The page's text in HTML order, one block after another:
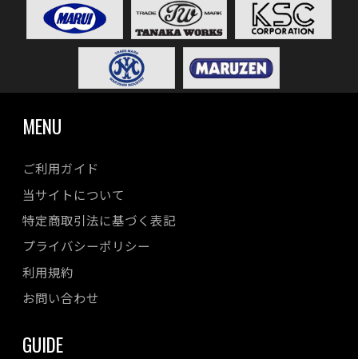
MENU
ご利用ガイド
当サイトについて
特定商取引法に基づく表記
プライバシーポリシー
利用規約
お問い合わせ
GUIDE